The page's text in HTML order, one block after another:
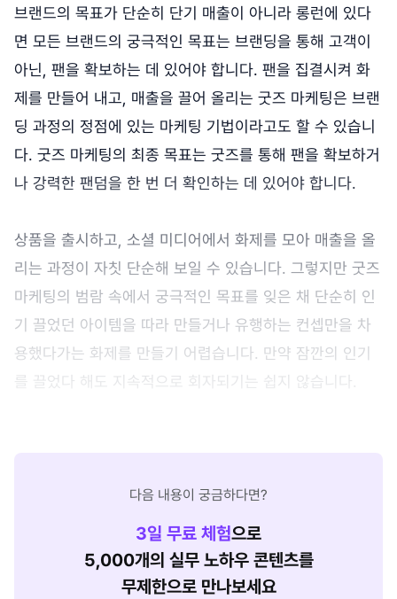
브랜드의 목표가 단순히 단기 매출이 아니라 롱런에 있다
면 모든 브랜드의 궁극적인 목표는 브랜딩을 통해 고객이
아닌, 팬을 확보하는 데 있어야 합니다. 팬을 집결시켜 화
제를 만들어 내고, 매출을 끌어 올리는 굿즈 마케팅은 브랜
딩 과정의 정점에 있는 마케팅 기법이라고도 할 수 있습니
다. 굿즈 마케팅의 최종 목표는 굿즈를 통해 팬을 확보하거
나 강력한 팬덤을 한 번 더 확인하는 데 있어야 합니다.
상품을 출시하고, 소셜 미디어에서 화제를 모아 매출을 올
리는 과정이 자칫 단순해 보일 수 있습니다. 그렇지만 굿즈
마케팅의 범람 속에서 궁극적인 목표를 잊은 채 단순히 인
기 끌었던 아이템을 따라 만들거나 유행하는 컨셉만을 차
용했다가는 화제를 만들기 어렵습니다. 만약 잠깐의 인기
를 끌었다 해도 지속적으로 회자되기는 쉽지 않습니다.
다음 내용이 궁금하다면?
3일 무료 체험으로
5,000개의 실무 노하우 콘텐츠를
무제한으로 만나보세요